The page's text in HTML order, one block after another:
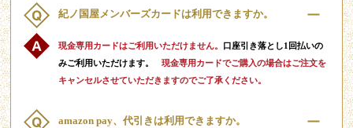
紀ノ国屋メンバーズカードは利用できますか。
現金専用カードはご利用いただけません。
口座引き落とし1回払いの
みご利用いただけます。
現金専用カードでご購入の場合はご注文を
キャンセルさせていただきますのでご了承ください。
amazon pay、代引きは利用できますか。